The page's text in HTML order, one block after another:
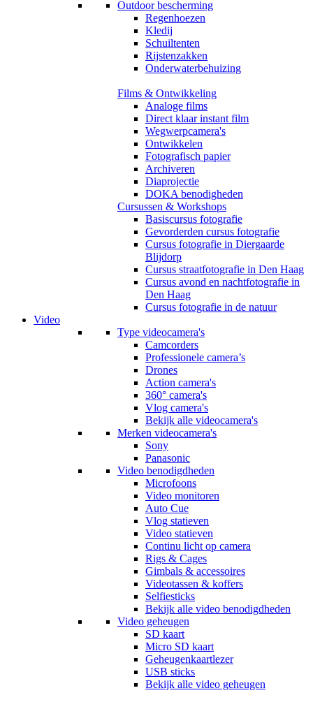
Outdoor bescherming
Regenhoezen
Kledij
Schuiltenten
Rijstenzakken
Onderwaterbehuizing
Films & Ontwikkeling
Analoge films
Direct klaar instant film
Wegwerpcamera's
Ontwikkelen
Fotografisch papier
Archiveren
Diaprojectie
DOKA benodigheden
Cursussen & Workshops
Basiscursus fotografie
Gevorderden cursus fotografie
Cursus fotografie in Diergaarde
Blijdorp
Cursus straatfotografie in Den Haag
Cursus avond en nachtfotografie in
Den Haag
Cursus fotografie in de natuur
Video
Type videocamera's
Camcorders
Professionele camera’s
Drones
Action camera's
360° camera's
Vlog camera's
Bekijk alle videocamera's
Merken videocamera's
Sony
Panasonic
Video benodigdheden
Microfoons
Video monitoren
Auto Cue
Vlog statieven
Video statieven
Continu licht op camera
Rigs & Cages
Gimbals & accessoires
Videotassen & koffers
Selfiesticks
Bekijk alle video benodigdheden
Video geheugen
SD kaart
Micro SD kaart
Geheugenkaartlezer
USB sticks
Bekijk alle video geheugen